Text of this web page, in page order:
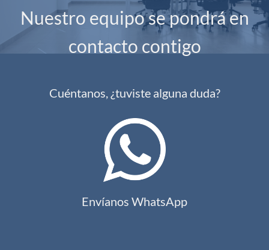
Nuestro equipo se pondrá en
contacto contigo
Cuéntanos, ¿tuviste alguna duda?
Envíanos WhatsApp